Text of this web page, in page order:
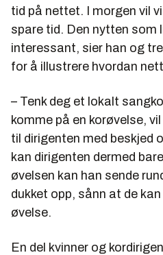
tid på nettet. I morgen vil
spare tid. Den nytten som
interessant, sier han og
for å illustrere hvordan
– Tenk deg et lokalt
komme på en korøvelse,
til dirigenten med beskjed
kan dirigenten dermed
øvelsen kan han sende
dukket opp, sånn at de
øvelse.
En del kvinner og